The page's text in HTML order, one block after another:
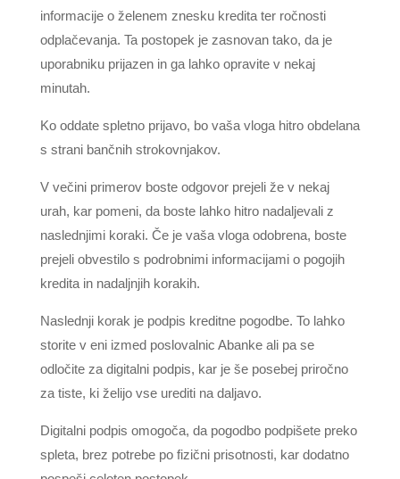
informacije o želenem znesku kredita ter ročnosti
odplačevanja. Ta postopek je zasnovan tako, da je
uporabniku prijazen in ga lahko opravite v nekaj
minutah.
Ko oddate spletno prijavo, bo vaša vloga hitro obdelana
s strani bančnih strokovnjakov.
V večini primerov boste odgovor prejeli že v nekaj
urah, kar pomeni, da boste lahko hitro nadaljevali z
naslednjimi koraki. Če je vaša vloga odobrena, boste
prejeli obvestilo s podrobnimi informacijami o pogojih
kredita in nadaljnjih korakih.
Naslednji korak je podpis kreditne pogodbe. To lahko
storite v eni izmed poslovalnic Abanke ali pa se
odločite za digitalni podpis, kar je še posebej priročno
za tiste, ki želijo vse urediti na daljavo.
Digitalni podpis omogoča, da pogodbo podpišete preko
spleta, brez potrebe po fizični prisotnosti, kar dodatno